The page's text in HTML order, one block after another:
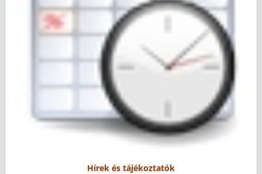
Hírek és tájékoztatók